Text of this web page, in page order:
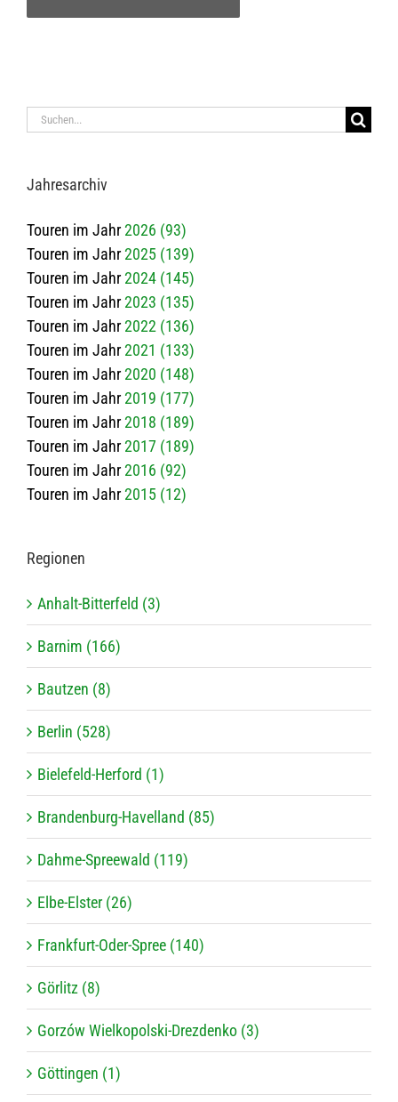
Suche
Jah­res­ar­chiv
Touren im Jahr2026 (93)
Touren im Jahr2025 (139)
Touren im Jahr2024 (145)
Touren im Jahr2023 (135)
Touren im Jahr2022 (136)
Touren im Jahr2021 (133)
Touren im Jahr2020 (148)
Touren im Jahr2019 (177)
Touren im Jahr2018 (189)
Touren im Jahr2017 (189)
Touren im Jahr2016 (92)
Touren im Jahr2015 (12)
Regio­nen
Anhalt-Bitterfeld (3)
Barnim (166)
Bautzen (8)
Berlin (528)
Bielefeld-Herford (1)
Brandenburg-Havelland (85)
Dahme-Spreewald (119)
Elbe-Elster (26)
Frankfurt-Oder-Spree (140)
Görlitz (8)
Gorzów Wielkopolski-Drezdenko (3)
Göttingen (1)